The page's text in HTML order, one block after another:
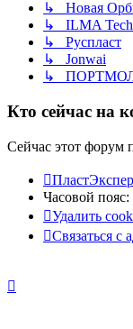
↳ Новая
↳ ILMA
↳ Руспласт
↳ Jonwai
↳
Кто сейчас на
Сейчас этот форум
Часовой пояс:
Удалить
Связаться с